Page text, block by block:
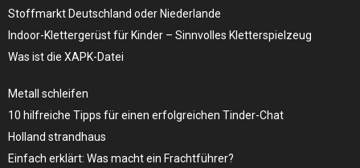
Stoffmarkt Deutschland oder Niederlande
Indoor-Klettergerüst für Kinder – Sinnvolles Kletterspielzeug
Was ist die XAPK-Datei
Metall schleifen
10 hilfreiche Tipps für einen erfolgreichen Tinder-Chat
Holland strandhaus
Einfach erklärt: Was macht ein Frachtführer?